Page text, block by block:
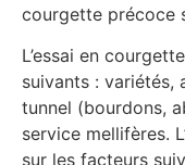
courgette précoce
L’essai en
suivants : variétés,
tunnel (bourdons,
service mellifères.
sur les facteurs